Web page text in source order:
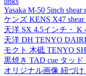
Yasaka M-50 5inch shear
ケンズ KENS X47 shear
天洋 SX 4.5インチ・ K
天洋 DH TENYO DAIRI
モクト 木砥 TENYO
黒焼き TAD cue タッ
オリジナル画像 紐づけ